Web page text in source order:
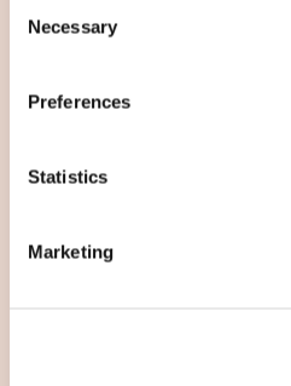
Selection
Necessary
Preferences
Statistics
Marketing
Sinergìa
Solidarietà